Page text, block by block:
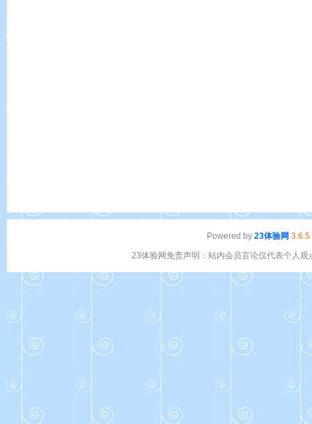
Powered by 23体验网 3.6.5
23体验网免责声明：站内会员言论仅代表个人